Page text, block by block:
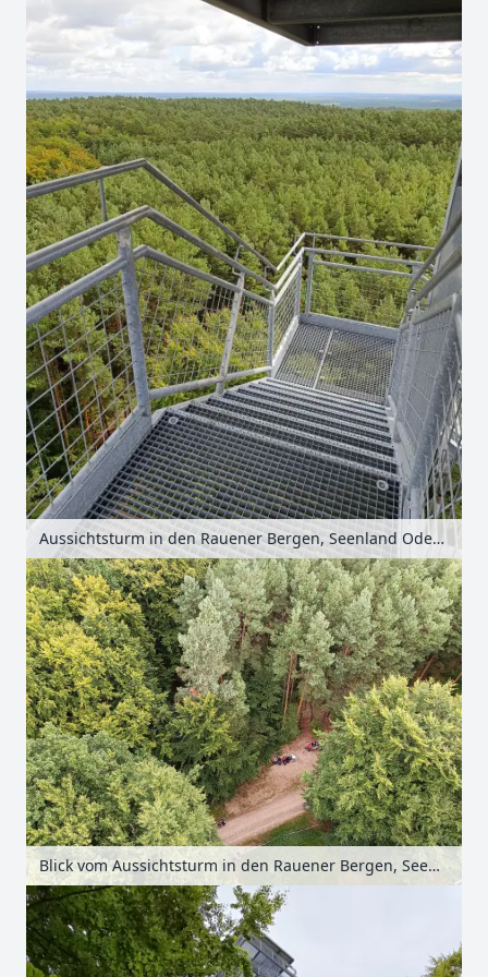
Aussichtsturm in den Rauener Bergen, Seenland Oder-Spree, Brandenburg, Deutschland
Blick vom Aussichtsturm in den Rauener Bergen, Seenland Oder-Spree, Brandenburg, Deutschland